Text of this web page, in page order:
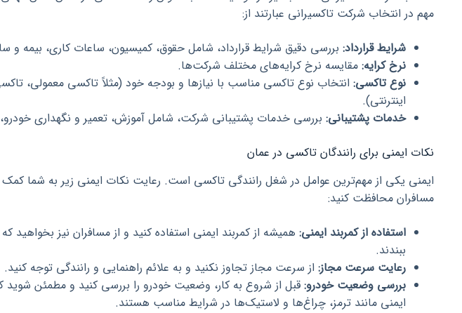
مهم در انتخاب شرکت تاکسیرانی عبارتند از:
شرایط قرارداد: بررسی دقیق شرایط قرارداد، شامل حقوق، کمیسیون، ساعات کاری، بیمه و
نرخ کرایه: مقایسه نرخ کرایه‌های مختلف شرکت‌ها.
نوع تاکسی: انتخاب نوع تاکسی مناسب با نیازها و بودجه خود (مثلاً تاکسی معمولی،
اینترنتی).
خدمات پشتیبانی: بررسی خدمات پشتیبانی شرکت، شامل آموزش، تعمیر و نگهداری
نکات ایمنی برای رانندگان تاکسی در عمان
ایمنی یکی از مهم‌ترین عوامل در شغل رانندگی تاکسی است. رعایت نکات ایمنی زیر به شما کمک
مسافران محافظت کنید:
استفاده از کمربند ایمنی: همیشه از کمربند ایمنی استفاده کنید و از مسافران نیز بخواهید
ببندند.
رعایت سرعت مجاز: از سرعت مجاز تجاوز نکنید و به علائم راهنمایی و رانندگی توجه کنید.
بررسی وضعیت خودرو: قبل از شروع به کار، وضعیت خودرو را بررسی کنید و مطمئن شوید
ایمنی مانند ترمز، چراغ‌ها و لاستیک‌ها در شرایط مناسب هستند.